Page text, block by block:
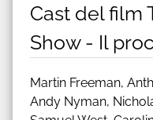
Cast del film
Show - Il
Martin Freeman,
Andy Nyman,